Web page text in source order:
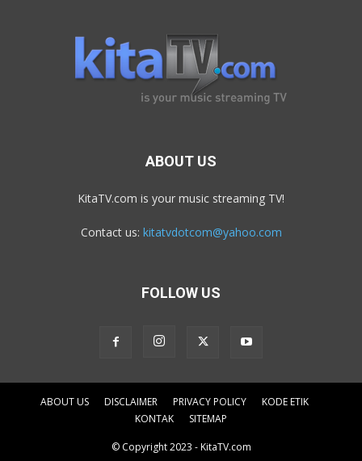
ABOUT US
KitaTV.com is your music streaming TV!
Contact us: kitatvdotcom@yahoo.com
FOLLOW US
ABOUT US DISCLAIMER PRIVACY POLICY
KODE ETIK
KONTAK
SITEMAP
© Copyright 2023 - KitaTV.com